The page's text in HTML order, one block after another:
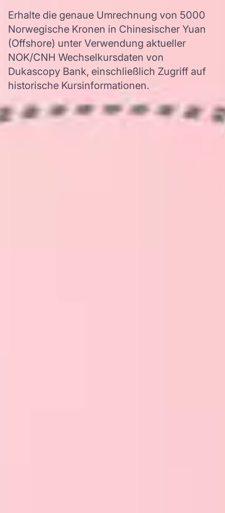
Erhalte die genaue Umrechnung von 5000
Norwegische Kronen in Chinesischer Yuan
(Offshore) unter Verwendung aktueller
NOK/CNH Wechselkursdaten von
Dukascopy Bank, einschließlich Zugriff auf
historische Kursinformationen.